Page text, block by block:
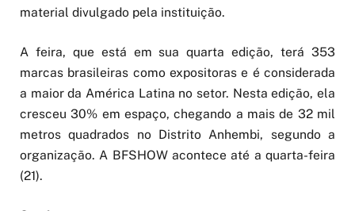
material divulgado pela instituição.
A feira, que está em sua quarta edição, terá 353
marcas brasileiras como expositoras e é considerada
a maior da América Latina no setor. Nesta edição, ela
cresceu 30% em espaço, chegando a mais de 32 mil
metros quadrados no Distrito Anhembi, segundo a
organização. A BFSHOW acontece até a quarta-feira
(21).